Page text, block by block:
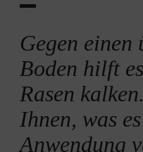
Gegen einen
Boden hilft
Rasen
Ihnen, was
Anwendung
Wann Sie Ihren Rasen
Rasen kalken: Anleitung